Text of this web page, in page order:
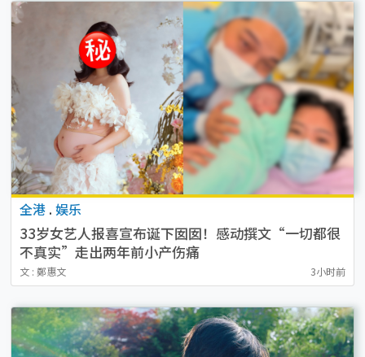
全港 . 娱乐
33岁女艺人报喜宣布诞下囡囡！感动撰文“一切都很
不真实”走出两年前小产伤痛
文 : 鄭惠文 3小时前